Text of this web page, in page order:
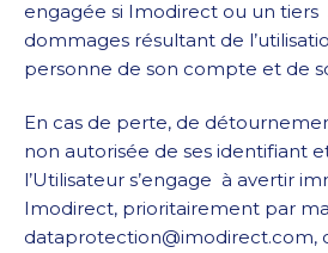
engagée si Imodirect ou un tiers
dommages résultant de
personne de son compte et de
En cas de perte, de
non autorisée de ses identifiant
l’Utilisateur s’engage à avertir
Imodirect, prioritairement par
dataprotection@imodirect.com,